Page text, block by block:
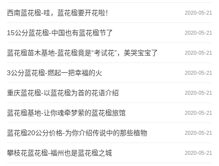
2020-05-21
西南蓝花楹-哇，蓝花楹要开花啦！
2020-05-21
15公分蓝花楹-中国也有蓝花楹节了
2020-05-21
蓝花楹苗木基地-蓝花楹竟是“考试花”，美哭宝宝了
2020-05-21
3公分蓝花楹-燃起一把幸福的火
2020-05-21
重庆蓝花楹-以蓝花楹为首的花语介绍
2020-05-21
蓝花楹基地-让你魂牵梦萦的蓝花楹旅馆
2020-05-21
蓝花楹20公分价格-为你介绍传说中的那些植物
2020-05-21
攀枝花蓝花楹-福州也是蓝花楹之城